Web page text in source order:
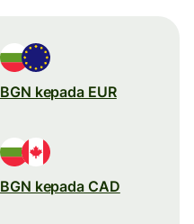
BGN kepada EUR
BGN kepada CAD